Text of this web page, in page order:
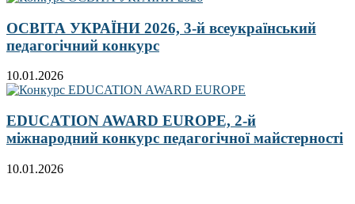
ОСВІТА УКРАЇНИ 2026, 3-й всеукраїнський
педагогічний конкурс
10.01.2026
EDUCATION AWARD EUROPE, 2-й
міжнародний конкурс педагогічної майстерності
10.01.2026